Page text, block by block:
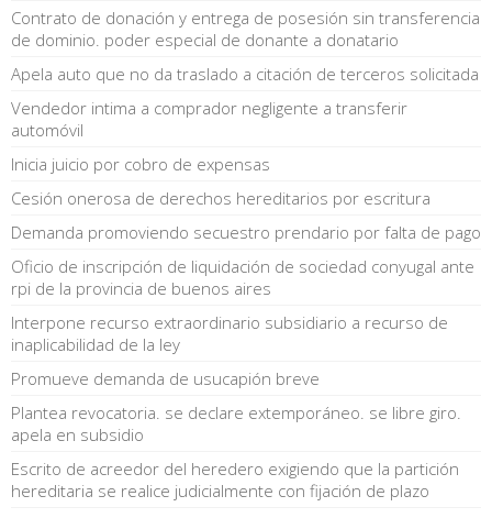
Contrato de donación y entrega de posesión sin transferencia
de dominio. poder especial de donante a donatario
Apela auto que no da traslado a citación de terceros solicitada
Vendedor intima a comprador negligente a transferir
automóvil
Inicia juicio por cobro de expensas
Cesión onerosa de derechos hereditarios por escritura
Demanda promoviendo secuestro prendario por falta de pago
Oficio de inscripción de liquidación de sociedad conyugal ante
rpi de la provincia de buenos aires
Interpone recurso extraordinario subsidiario a recurso de
inaplicabilidad de la ley
Promueve demanda de usucapión breve
Plantea revocatoria. se declare extemporáneo. se libre giro.
apela en subsidio
Escrito de acreedor del heredero exigiendo que la partición
hereditaria se realice judicialmente con fijación de plazo